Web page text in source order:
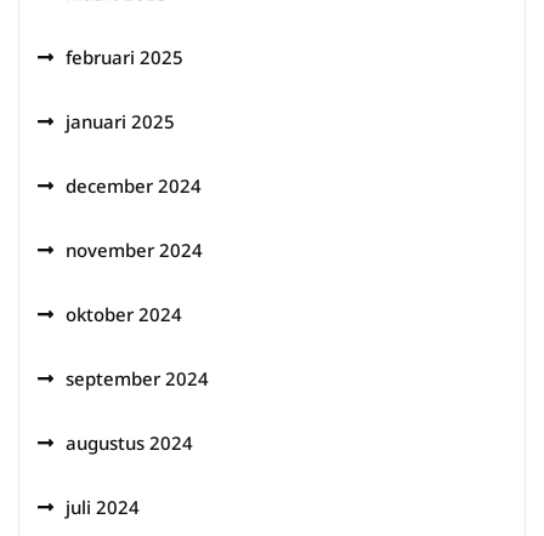
februari 2025
januari 2025
december 2024
november 2024
oktober 2024
september 2024
augustus 2024
juli 2024